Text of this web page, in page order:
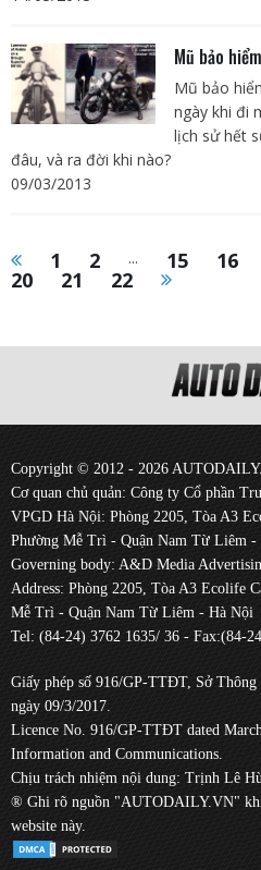
Mũ bảo
Mũ bảo
ngày khi đi
lịch sử hết
đâu, và ra đời khi nào?
09/03/2013
1 2 ... 15 16
20 21 22
Copyright © 2012 - 2026
Cơ quan chủ quản: Công ty Cổ phần
VPGD Hà Nội: Phòng 2205, Tòa A3
Phường Mễ Trì - Quận Nam Từ Liêm -
Governing body: A&D Media
Address: Phòng 2205, Tòa A3 Ecolife
Mễ Trì - Quận Nam Từ Liêm - Hà Nội
Tel: (84-24) 3762 1635/ 36 - Fax:(84-
Giấy phép số 916/GP-TTĐT, Sở
ngày 09/3/2017.
Licence No. 916/GP-TTĐT dated
Information and Communications.
Chịu trách nhiệm nội dung: Trịnh Lê
® Ghi rõ nguồn "AUTODAILY.VN"
website này.